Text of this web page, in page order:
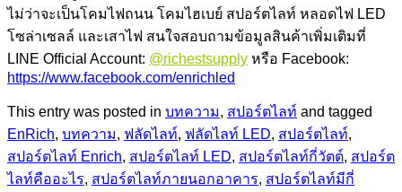
ไม่ว่าจะเป็นโคมไฟถนน โคมไฮเบย์ สปอร์ตไลท์ หลอดไฟ LED
โซล่าเซลล์ และเสาไฟ สนใจสอบถามข้อมูลสินค้าเพิ่มเติมที่
LINE Official Account: @richestsupply หรือ Facebook:
https://www.facebook.com/enrichled
This entry was posted in บทความ, สปอร์ตไลท์ and tagged
EnRich, บทความ, ฟลัดไลท์, ฟลัดไลท์ LED, สปอร์ตไลท์,
สปอร์ตไลท์ Enrich, สปอร์ตไลท์ LED, สปอร์ตไลท์กี่วัตต์, สปอร์ต
ไลท์คืออะไร, สปอร์ตไลท์ภายนอกอาคาร, สปอร์ตไลท์มีกี่